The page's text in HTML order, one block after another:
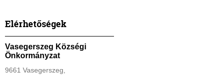
Elérhetőségek
Vasegerszeg Községi
Önkormányzat
9661 Vasegerszeg,